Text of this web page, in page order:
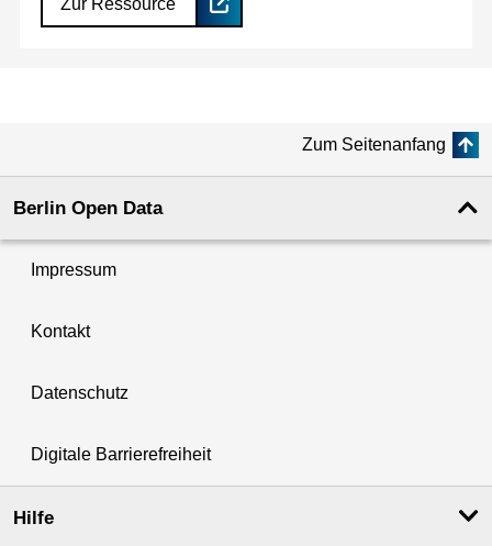
Zur Ressource
Zum Seitenanfang
Berlin Open Data
Impressum
Kontakt
Datenschutz
Digitale Barrierefreiheit
Hilfe